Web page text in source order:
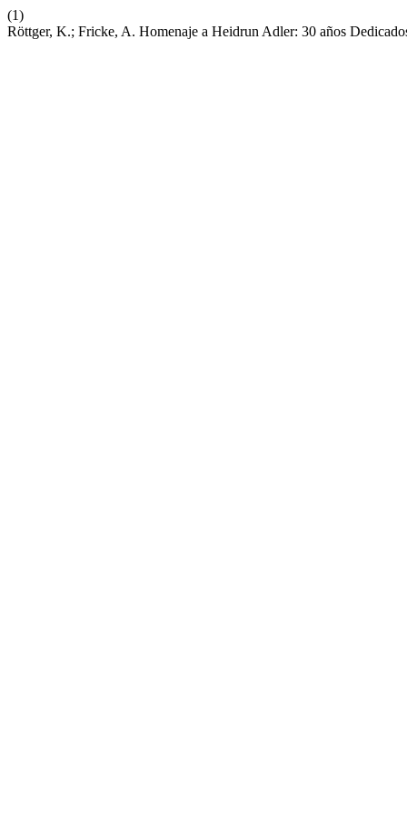
(1)
Röttger, K.; Fricke, A. Homenaje a Heidrun Adler: 30 años